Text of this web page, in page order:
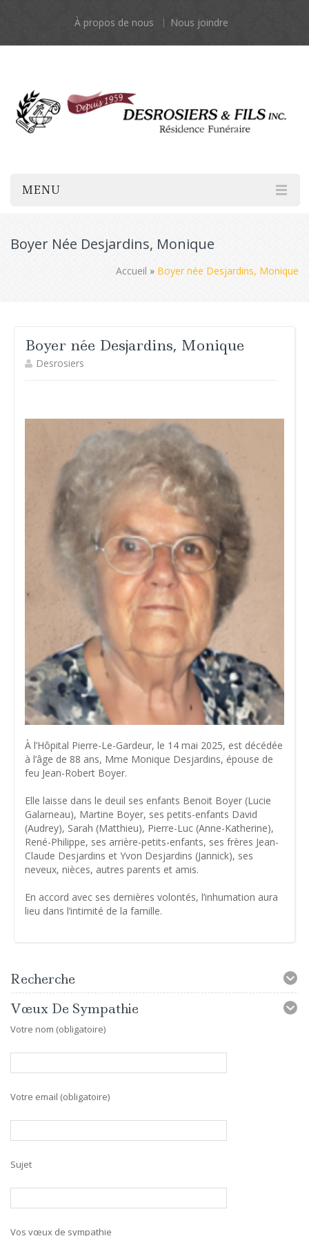
À propos de nous Nous joindre
MENU
Boyer Née Desjardins, Monique
Accueil » Boyer née Desjardins, Monique
Boyer née Desjardins, Monique
Desrosiers
À l’Hôpital Pierre-Le-Gardeur, le 14 mai 2025, est décédée
à l’âge de 88 ans, Mme Monique Desjardins, épouse de
feu Jean-Robert Boyer.
Elle laisse dans le deuil ses enfants Benoit Boyer (Lucie
Galarneau), Martine Boyer, ses petits-enfants David
(Audrey), Sarah (Matthieu), Pierre-Luc (Anne-Katherine),
René-Philippe, ses arrière-petits-enfants, ses frères Jean-
Claude Desjardins et Yvon Desjardins (Jannick), ses
neveux, nièces, autres parents et amis.
En accord avec ses dernières volontés, l’inhumation aura
lieu dans l’intimité de la famille.
Recherche
Vœux De Sympathie
Votre nom (obligatoire)
Votre email (obligatoire)
Sujet
Vos vœux de sympathie